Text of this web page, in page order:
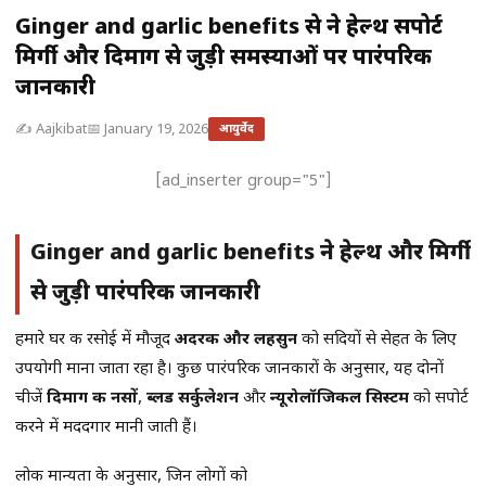
Ginger and garlic benefits से ब्रेन हेल्थ सपोर्ट
मिर्गी और दिमाग से जुड़ी समस्याओं पर पारंपरिक
जानकारी
✍️ Aajkibat📅 January 19, 2026 आयुर्वेद
[ad_inserter group="5"]
Ginger and garlic benefits ब्रेन हेल्थ और मिर्गी
से जुड़ी पारंपरिक जानकारी
हमारे घर की रसोई में मौजूद अदरक और लहसुन को सदियों से सेहत के लिए
उपयोगी माना जाता रहा है। कुछ पारंपरिक जानकारों के अनुसार, यह दोनों
चीजें दिमाग की नसों, ब्लड सर्कुलेशन और न्यूरोलॉजिकल सिस्टम को सपोर्ट
करने में मददगार मानी जाती हैं।
लोक मान्यता के अनुसार, जिन लोगों को